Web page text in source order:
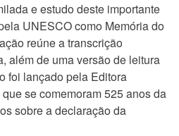
e estudo deste importante
UNESCO como Memória do
reúne a transcrição
além de uma versão de leitura
foi lançado pela Editora
se comemoram 525 anos da
sobre a declaração da